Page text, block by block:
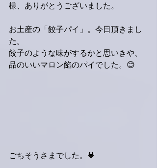
様、ありがとうございました。
お土産の「餃子パイ」。今日頂きまし
た。
餃子のような味がするかと思いきや、
品のいいマロン餡のパイでした。😊
ごちそうさまでした。💗